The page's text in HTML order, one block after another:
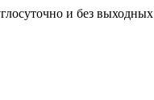
и без выходных